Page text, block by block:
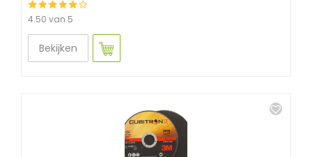
4.50 van 5
Bekijken